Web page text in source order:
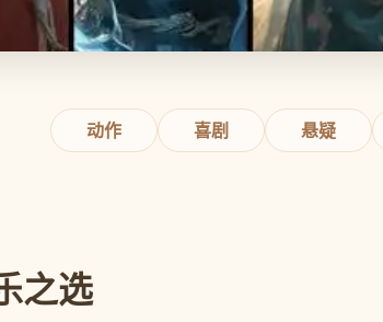
动作 喜剧 悬疑
之选